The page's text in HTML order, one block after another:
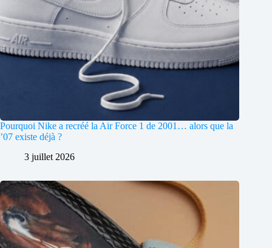
Pourquoi Nike a recréé la Air Force 1 de 2001… alors que la
’07 existe déjà ?
3 juillet 2026